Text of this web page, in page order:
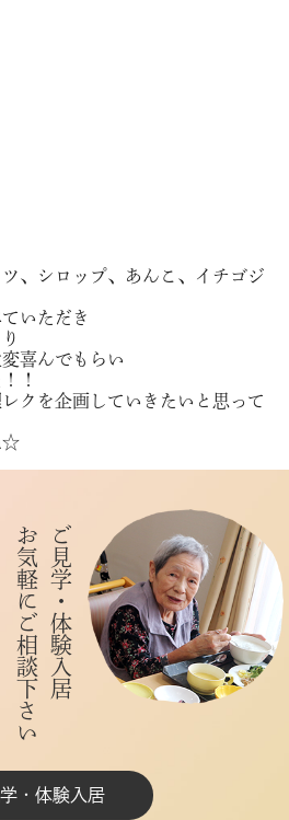
、シロップ、あんこ、イチゴジ
いただき
喜んでもらい
！
クを企画していきたいと思って
☆
お気軽にご相談下さいご見学・体験入居
・体験入居